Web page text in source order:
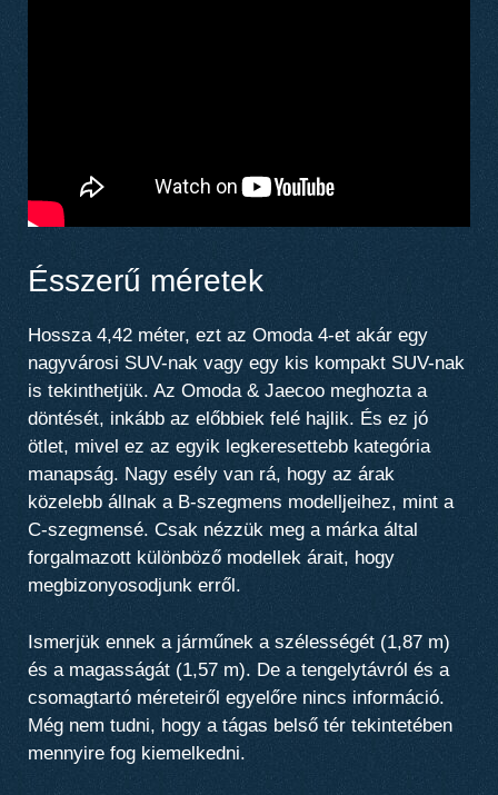
Ésszerű méretek
Hossza 4,42 méter, ezt az Omoda 4-et akár egy
nagyvárosi SUV-nak vagy egy kis kompakt SUV-nak
is tekinthetjük. Az Omoda & Jaecoo meghozta a
döntését, inkább az előbbiek felé hajlik. És ez jó
ötlet, mivel ez az egyik legkeresettebb kategória
manapság. Nagy esély van rá, hogy az árak
közelebb állnak a B-szegmens modelljeihez, mint a
C-szegmensé. Csak nézzük meg a márka által
forgalmazott különböző modellek árait, hogy
megbizonyosodjunk erről.
Ismerjük ennek a járműnek a szélességét (1,87 m)
és a magasságát (1,57 m). De a tengelytávról és a
csomagtartó méreteiről egyelőre nincs információ.
Még nem tudni, hogy a tágas belső tér tekintetében
mennyire fog kiemelkedni.